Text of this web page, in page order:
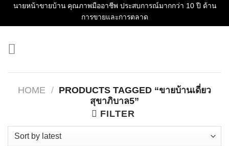
Skipนายหน้าขายบ้าน คุณภาพมืออาชีพ ประสบการณ์มากกว่า 10 ปี ด้าน
การขายและการตลาด
HOME / PRODUCTS TAGGED “ขายบ้านเดี่ยว
สุขาภิบาล5”
FILTER